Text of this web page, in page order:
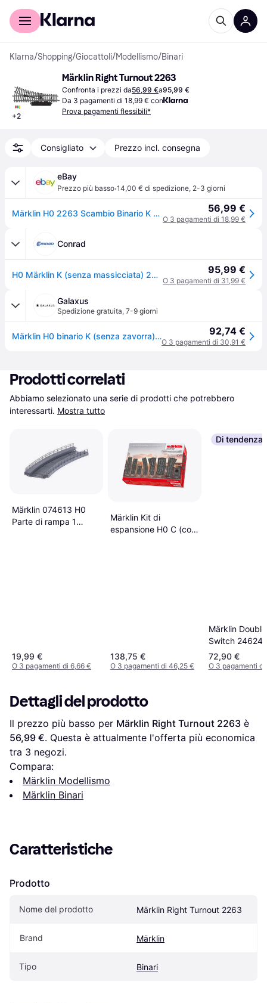
Per il tuo shopping
Klarna/Shopping/Giocattoli/Modellismo/Binari
+2
Märklin Right Turnout 2263
Confronta i prezzi da56,99 €a95,99 €
Da 3 pagamenti di 18,99 € con
Prova pagamenti flessibili*
Consigliato Prezzo incl. consegna
eBay
Prezzo più basso·14,00 € di spedizione, 2-3 giorni
Märklin H0 2263 Scambio Binario K Destro Elettrico 424,6 Mm 22° 30' (1 Pezzo)... 56,99 €
O 3 pagamenti di 18,99 €
Conrad
H0 Märklin K (senza massicciata) 2263 Scambio, destro 168.9 mm 2 pz. 95,99 €
O 3 pagamenti di 31,99 €
Galaxus
Spedizione gratuita, 7-9 giorni
Märklin H0 binario K (senza zavorra) 2263 (Traccia H0) 92,74 €
O 3 pagamenti di 30,91 €
Prodotti correlati
Abbiamo selezionato una serie di prodotti che potrebbero
interessarti. Mostra tutto
Märklin 074613 H0
Parte di rampa 1
19,99 €
O 3 pagamenti di 6,66 €
Märklin Kit di
espansione H0 C (con
138,75 €
O 3 pagamenti di 46,25 €
Di tendenza
Märklin
Switch 24624
72,90 €
O 3 pagamenti
Dettagli del prodotto
Il prezzo più basso per Märklin Right Turnout 2263
56,99 €. Questa è attualmente l'offerta più economica
tra 3 negozi.
Compara:
Märklin Modellismo
Märklin Binari
Caratteristiche
Prodotto
Nome del prodotto Märklin Right Turnout 2263
Brand Märklin
Tipo Binari